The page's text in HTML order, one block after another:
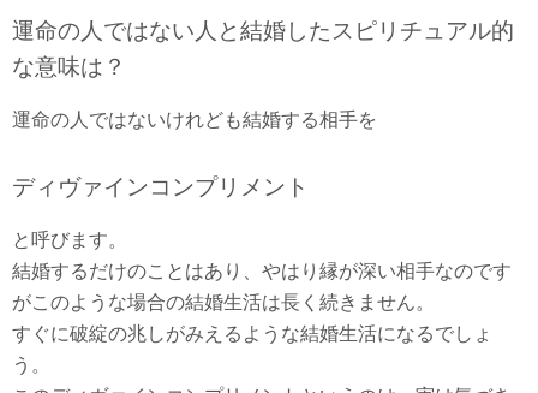
運命の人ではない人と結婚したスピリチュアル的
な意味は？
運命の人ではないけれども結婚する相手を
ディヴァインコンプリメント
と呼びます。
結婚するだけのことはあり、やはり縁が深い相手なのです
がこのような場合の結婚生活は長く続きません。
すぐに破綻の兆しがみえるような結婚生活になるでしょ
う。